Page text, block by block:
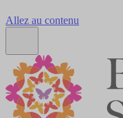
Allez au contenu